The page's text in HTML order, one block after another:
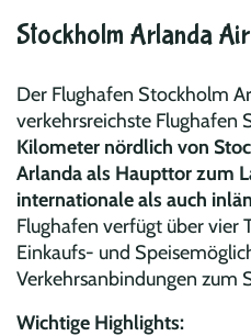
Stockholm Arlanda
Der Flughafen Stockholm
verkehrsreichste Flughafen
Kilometer nördlich von
Arlanda als Haupttor zum
internationale als auch
Flughafen verfügt über vier
Einkaufs- und
Verkehrsanbindungen zum
Wichtige Highlights: